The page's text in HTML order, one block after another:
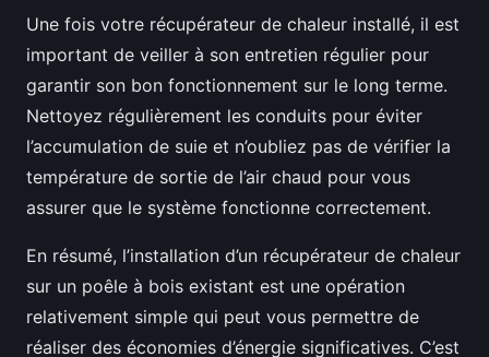
Une fois votre récupérateur de chaleur installé, il est
important de veiller à son entretien régulier pour
garantir son bon fonctionnement sur le long terme.
Nettoyez régulièrement les conduits pour éviter
l’accumulation de suie et n’oubliez pas de vérifier la
température de sortie de l’air chaud pour vous
assurer que le système fonctionne correctement.
En résumé, l’installation d’un récupérateur de chaleur
sur un poêle à bois existant est une opération
relativement simple qui peut vous permettre de
réaliser des économies d’énergie significatives. C’est